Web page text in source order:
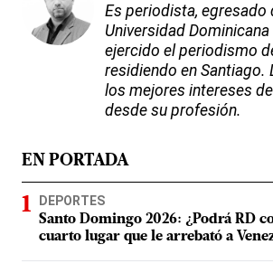
Es periodista, egresado
Universidad Dominicana
ejercido el periodismo
residiendo en Santiago.
los mejores intereses
desde su profesión.
EN PORTADA
DEPORTES
Santo Domingo 2026: ¿Podrá RD
cuarto lugar que le arrebató a